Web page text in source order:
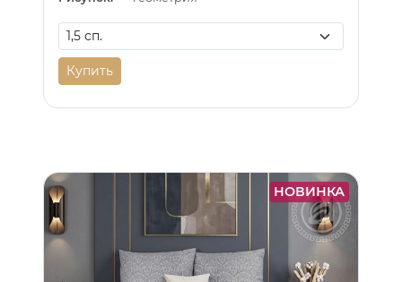
Купить
НОВИНКА